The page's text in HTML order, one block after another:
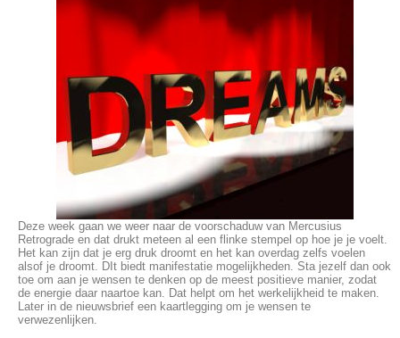
Deze week gaan we weer naar de voorschaduw van Mercusius
Retrograde en dat drukt meteen al een flinke stempel op hoe je je voelt.
Het kan zijn dat je erg druk droomt en het kan overdag zelfs voelen
alsof je droomt. DIt biedt manifestatie mogelijkheden. Sta jezelf dan ook
toe om aan je wensen te denken op de meest positieve manier, zodat
de energie daar naartoe kan. Dat helpt om het werkelijkheid te maken.
Later in de nieuwsbrief een kaartlegging om je wensen te
verwezenlijken.